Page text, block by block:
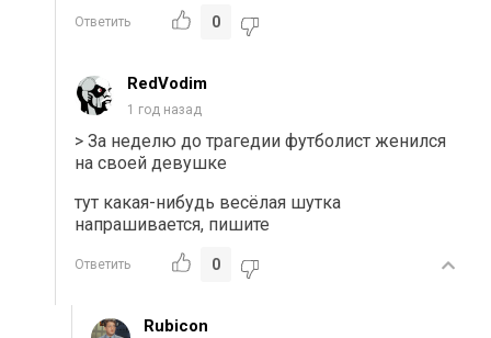
Ответить 0
RedVodim
1 год назад
>За неделю до трагедии футболист женился
на своей девушке
тут какая-нибудь весёлая шутка
напрашивается, пишите
Ответить 0
Rubicon